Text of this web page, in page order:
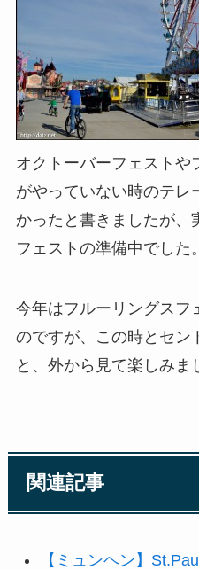
オクトーバーフェストや
がやっていない時のテレ
かったと書きましたが、
フェストの準備中でした。
今年はフルーリングスフ
のですが、この時とセン
と、外から見て楽しみま
関連記事
【ミュンヘン】